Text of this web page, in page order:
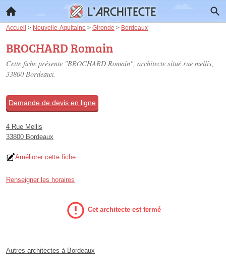
Accueil > Nouvelle-Aquitaine > Gironde > Bordeaux
BROCHARD Romain
Cette fiche présente "BROCHARD Romain", architecte situé rue mellis,
33800 Bordeaux.
Demande de devis en ligne
4 Rue Mellis
33800 Bordeaux
Améliorer cette fiche
Renseigner les horaires
Cet architecte est fermé
Autres architectes à Bordeaux